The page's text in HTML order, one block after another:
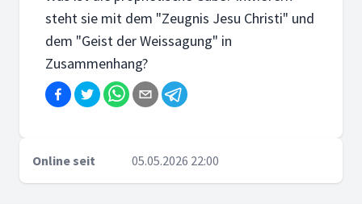
steht sie mit dem "Zeugnis Jesu Christi" und
dem "Geist der Weissagung" in
Zusammenhang?
Online seit 05.05.2026 22:00